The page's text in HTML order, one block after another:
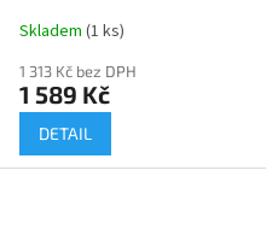
Skladem (1 ks)
1 313 Kč bez DPH
1 589 Kč
DETAIL
chaterimo